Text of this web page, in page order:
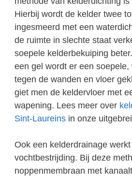
Hierbij wordt de kelder twee
ingesmeerd met een
de ruimte in slechte staat
soepele kelderbekuiping
een gel wordt er een
tegen de wanden en vloer
giet men de keldervloer met
wapening. Lees meer over
Sint-Laureins in onze
Ook een kelderdrainage
vochtbestrijding. Bij deze
noppenmembraan met